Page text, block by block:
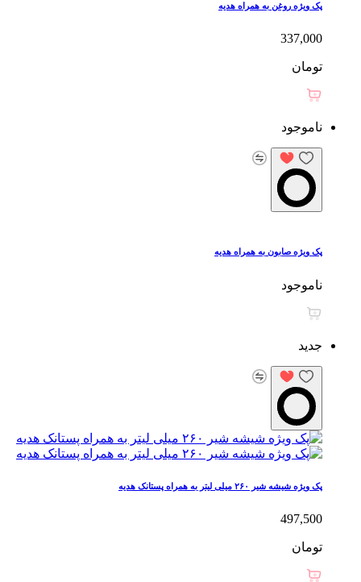
پک ویژه روغن به همراه هدیه
337,000
تومان
ناموجود
پک ویژه صابون به همراه هدیه
ناموجود
جدید
پک ویژه شیشه شیر ۲۶۰ میلی لیتر به همراه پستانک هدیه
497,500
تومان